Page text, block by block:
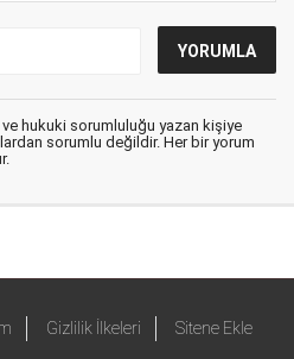
ve hukuki sorumluluğu yazan kişiye
sorumlu değildir. Her bir yorum
Gizlilik İlkeleri Sitene Ekle